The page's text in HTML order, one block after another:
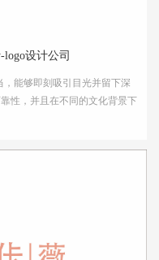
设计公司
能够即刻吸引目光并留下深
性，并且在不同的文化背景下
考虑到其在各种媒介上的应